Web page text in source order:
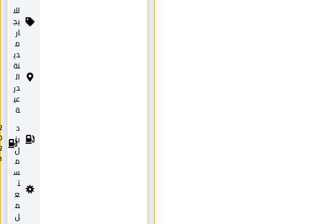
للا
يج
ار
م
دي
نة
ال
در
عي
ة
د
يز
ل
م
س
ت
ع
م
ل
2
0
2